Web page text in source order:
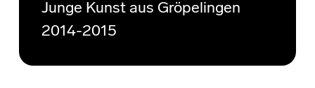
Junge Kunst aus Gröpelingen
2014-2015